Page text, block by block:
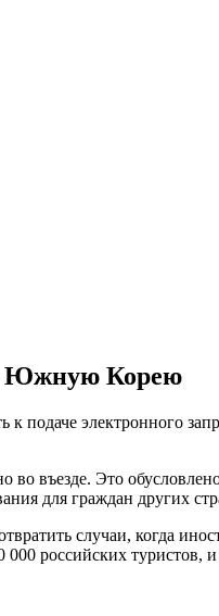
Южную Корею
подаче электронного
въезде. Это
для граждан других
случаи, когда
российских туристов,